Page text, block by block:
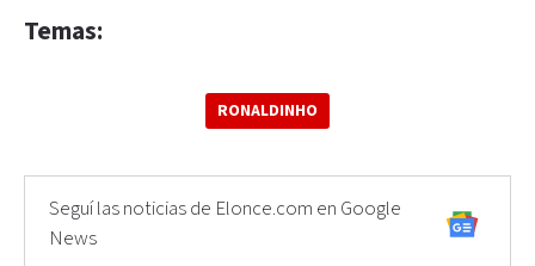
Temas:
RONALDINHO
Seguí las noticias de Elonce.com en Google
News